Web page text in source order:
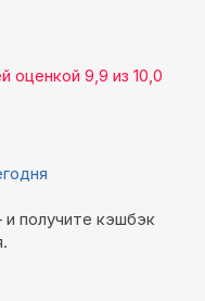
оценкой 9,9 из 10,0
и получите кэшбэк